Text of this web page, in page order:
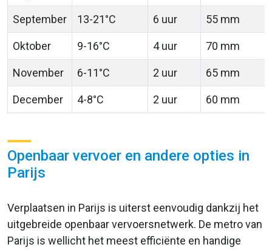
September 13-21°C 6 uur 55 mm
Oktober 9-16°C 4 uur 70 mm
November 6-11°C 2 uur 65 mm
December 4-8°C 2 uur 60 mm
Openbaar vervoer en andere opties in
Parijs
Verplaatsen in Parijs is uiterst eenvoudig dankzij het
uitgebreide openbaar vervoersnetwerk. De metro van
Parijs is wellicht het meest efficiënte en handige